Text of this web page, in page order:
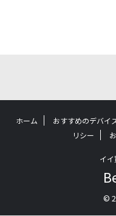
ホーム おすすめのデバイ
リシー
イ
©